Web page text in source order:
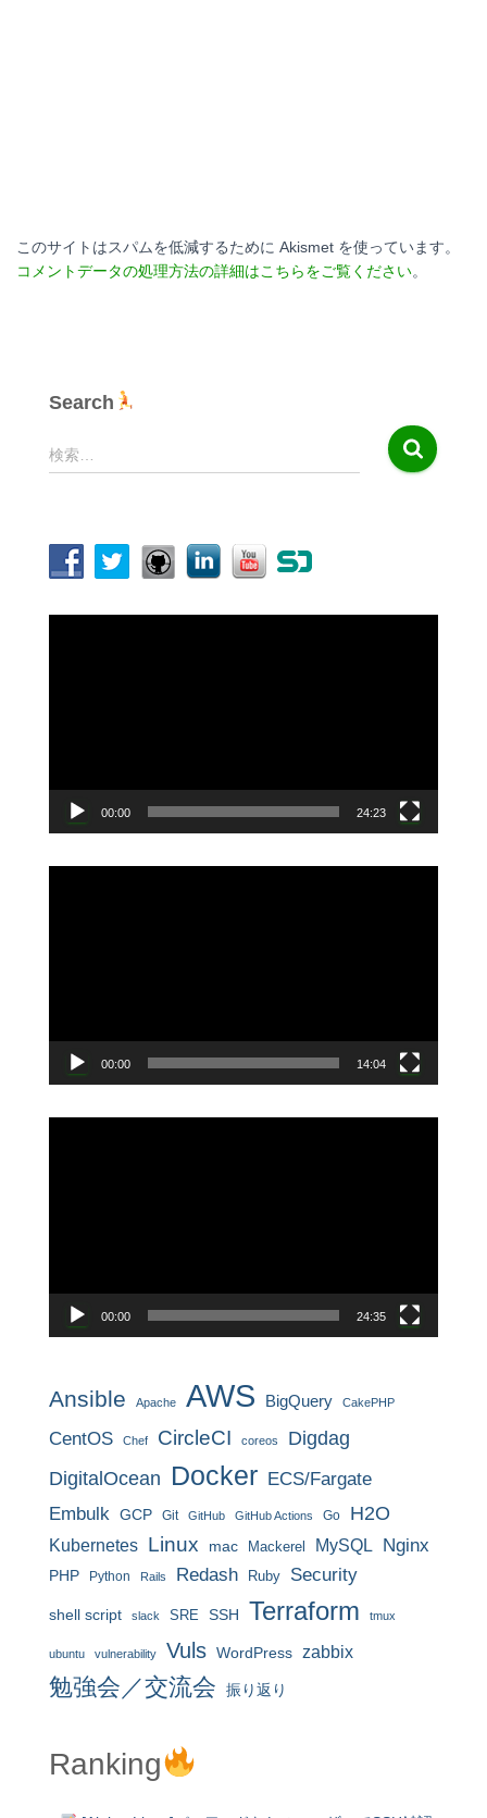
このサイトはスパムを低減するために Akismet を使っています。
コメントデータの処理方法の詳細はこちらをご覧ください。
Search
検
索
検索…
00:00 24:23
00:00 14:04
00:00 24:35
Ansible Apache AWS BigQuery CakePHP
CentOS Chef CircleCI coreos
Digdag
DigitalOcean Docker ECS/Fargate
Embulk GCP Git GitHub GitHub Actions Go H2O
Kubernetes Linux mac Mackerel MySQL Nginx
PHP Python Rails Redash Ruby Security
shell script slack SRE SSH Terraform tmux
ubuntu vulnerability Vuls WordPress zabbix
勉強会／交流会 振り返り
Ranking